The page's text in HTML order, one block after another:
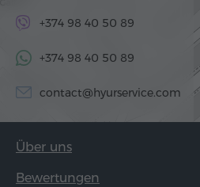
+374 98 40 50 89
+374 98 40 50 89
contact@hyurservice.com
Über uns
Bewertungen